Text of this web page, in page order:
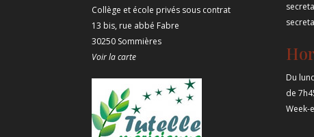
Collège et école privés sous contrat
13 bis, rue abbé Fabre
30250 Sommières
Voir la carte
Du
de
Week-